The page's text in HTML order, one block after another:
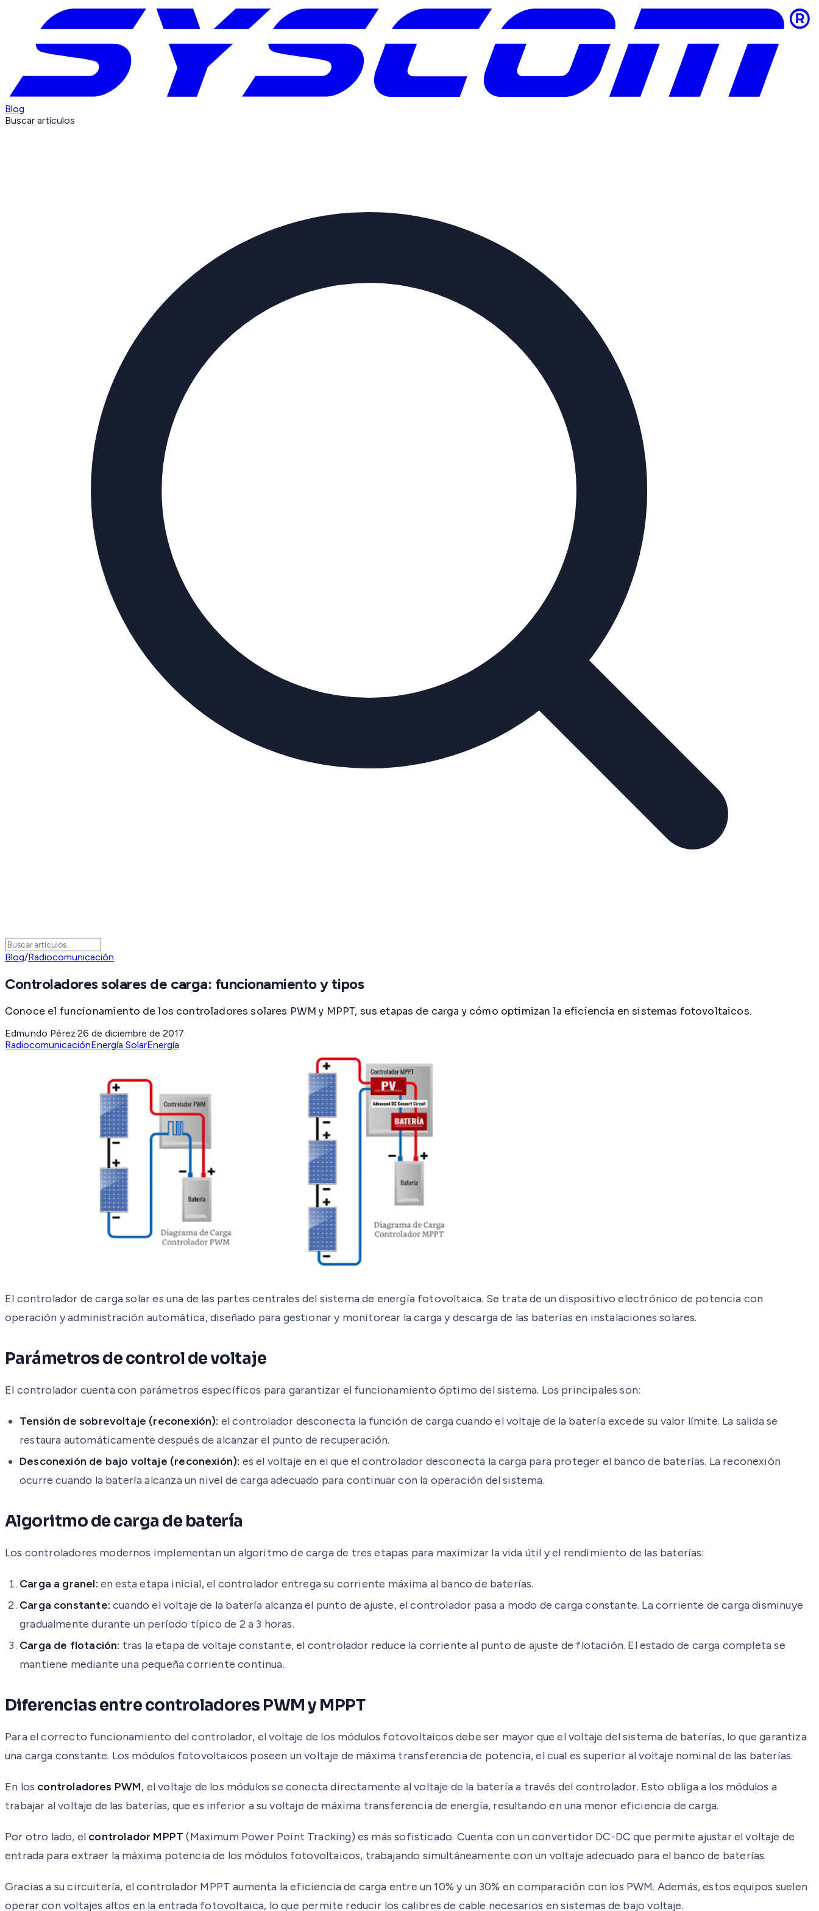
Blog
Buscar artículos
Blog/Radiocomunicación
Controladores solares de carga: funcionamiento y tipos
Conoce el funcionamiento de los controladores solares PWM y MPPT, sus etapas de carga y cómo optimizan la eficiencia en sistemas fotovoltaicos.
Edmundo Pérez·26 de diciembre de 2017·
RadiocomunicaciónEnergía SolarEnergía
El controlador de carga solar es una de las partes centrales del sistema de energía fotovoltaica. Se trata de un dispositivo electrónico de potencia con
operación y administración automática, diseñado para gestionar y monitorear la carga y descarga de las baterías en instalaciones solares.
Parámetros de control de voltaje
El controlador cuenta con parámetros específicos para garantizar el funcionamiento óptimo del sistema. Los principales son:
Tensión de sobrevoltaje (reconexión): el controlador desconecta la función de carga cuando el voltaje de la batería excede su valor límite. La salida se
restaura automáticamente después de alcanzar el punto de recuperación.
Desconexión de bajo voltaje (reconexión): es el voltaje en el que el controlador desconecta la carga para proteger el banco de baterías. La reconexión
ocurre cuando la batería alcanza un nivel de carga adecuado para continuar con la operación del sistema.
Algoritmo de carga de batería
Los controladores modernos implementan un algoritmo de carga de tres etapas para maximizar la vida útil y el rendimiento de las baterías:
Carga a granel: en esta etapa inicial, el controlador entrega su corriente máxima al banco de baterías.
Carga constante: cuando el voltaje de la batería alcanza el punto de ajuste, el controlador pasa a modo de carga constante. La corriente de carga disminuye
gradualmente durante un período típico de 2 a 3 horas.
Carga de flotación: tras la etapa de voltaje constante, el controlador reduce la corriente al punto de ajuste de flotación. El estado de carga completa se
mantiene mediante una pequeña corriente continua.
Diferencias entre controladores PWM y MPPT
Para el correcto funcionamiento del controlador, el voltaje de los módulos fotovoltaicos debe ser mayor que el voltaje del sistema de baterías, lo que garantiza
una carga constante. Los módulos fotovoltaicos poseen un voltaje de máxima transferencia de potencia, el cual es superior al voltaje nominal de las baterías.
En los controladores PWM, el voltaje de los módulos se conecta directamente al voltaje de la batería a través del controlador. Esto obliga a los módulos a
trabajar al voltaje de las baterías, que es inferior a su voltaje de máxima transferencia de energía, resultando en una menor eficiencia de carga.
Por otro lado, el controlador MPPT (Maximum Power Point Tracking) es más sofisticado. Cuenta con un convertidor DC-DC que permite ajustar el voltaje de
entrada para extraer la máxima potencia de los módulos fotovoltaicos, trabajando simultáneamente con un voltaje adecuado para el banco de baterías.
Gracias a su circuitería, el controlador MPPT aumenta la eficiencia de carga entre un 10% y un 30% en comparación con los PWM. Además, estos equipos suelen
operar con voltajes altos en la entrada fotovoltaica, lo que permite reducir los calibres de cable necesarios en sistemas de bajo voltaje.